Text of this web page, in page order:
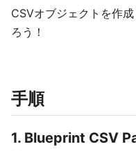
CSVオブジェクトを作
ろう！
手順
1. Blueprint CSV